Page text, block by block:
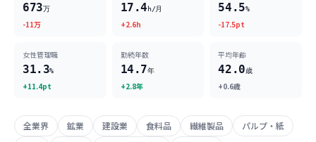
673万
-11万
17.4h/月
+2.6h
54.5%
-17.5pt
女性管理職
31.3%
+11.4pt
勤続年数
14.7年
+2.8年
平均年齢
42.0歳
+0.6歳
全業界 鉱業 建設業 食料品 繊維製品
パルプ・紙